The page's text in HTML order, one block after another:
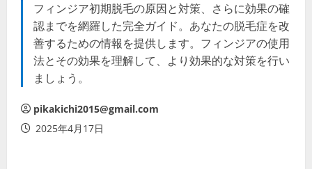
フィンジア初期脱毛の原因と対策、さらに効果の確
認までを網羅した完全ガイド。あなたの脱毛症を改
善するための情報を提供します。フィンジアの使用
法とその効果を理解して、より効果的な対策を行い
ましょう。
pikakichi2015@gmail.com
2025年4月17日